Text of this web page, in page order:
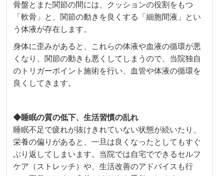
骨盤とまた関節の間には、クッションの役割をもつ
「軟骨」と、関節の動きを良くする「細胞間液」とい
う体液が存在します。
身体に歪みがあると、これらの体液や血液の循環が悪
くなり、関節の動きも悪くしてしまうので、当院独自
のトリガーポイント施術を行い、血管や体液の循環を
良くしてきます。
◆睡眠の質の低下、生活習慣の乱れ
睡眠不足で疲れが抜けきれていない状態が続いたり、
栄養の偏りがあると、一旦は良くなったとしてもすぐ
ぶり返してしまいます。当院では自宅でできるセルフ
ケア（ストレッチ）や、生活改善のアドバイスも行